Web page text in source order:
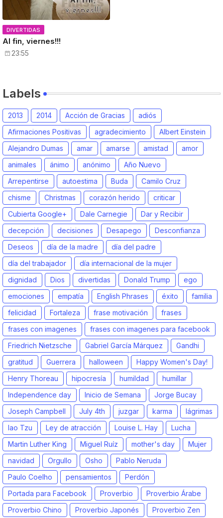
DIVERTIDAS
Al fin, viernes!!!
23:55
Labels
2013 2014 Acción de Gracias
adiós
Afirmaciones Positivas
agradecimiento
Albert Einstein
Alejandro Dumas
amar amarse amistad
amor
animales
ánimo anónimo
Año Nuevo
Arrepentirse
autoestima Buda
Camilo Cruz
chisme
Christmas corazón herido
criticar
Cubierta Google+
Dale Carnegie
Dar y Recibir
decepción
decisiones Desapego
Desconfianza
Deseos
día de la madre
día del padre
día del trabajador
día internacional de la mujer
dignidad
Dios divertidas Donald Trump
ego
emociones
empatía English Phrases éxito
familia
felicidad
Fortaleza frase motivación
frases
frases con imagenes
frases con imagenes para facebook
Friedrich Nietzsche
Gabriel García Márquez
Gandhi
gratitud
Guerrera halloween
Happy Women's Day!
Henry Thoreau
hipocresía humildad
humillar
Independence day
Inicio de Semana
Jorge Bucay
Joseph Campbell
July 4th juzgar karma
lágrimas
lao Tzu
Ley de atracción Louise L. Hay
Lucha
Martin Luther King
Miguel Ruíz mother's day
Mujer
navidad
Orgullo Osho
Pablo Neruda
Paulo Coelho
pensamientos
Perdón
Portada para Facebook
Proverbio
Proverbio Árabe
Proverbio Chino
Proverbio Japonés Proverbio Zen